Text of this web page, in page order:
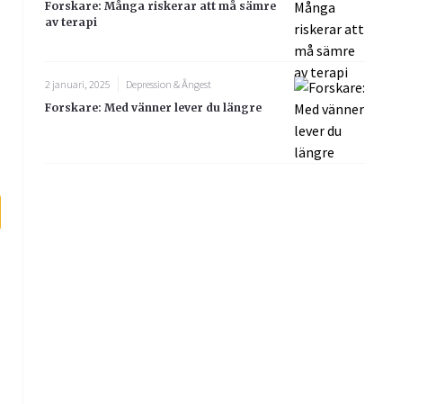
Forskare: Många riskerar att må sämre
av terapi
2 januari, 2025
Depression & Ångest
Forskare: Med vänner lever du längre